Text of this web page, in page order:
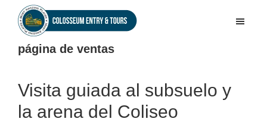
footerColosseum
Entry
página de ventas
Visita guiada al subsuelo y
la arena del Coliseo